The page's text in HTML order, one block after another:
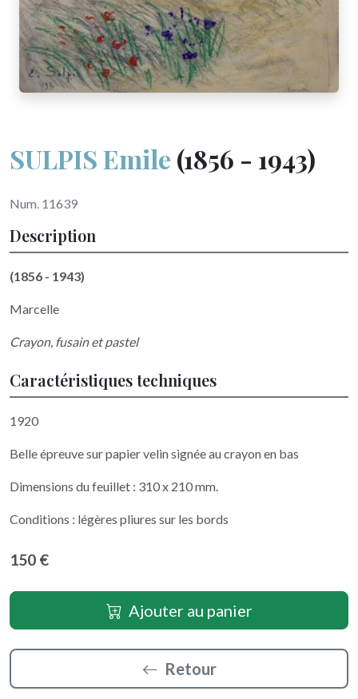
SULPIS Emile (1856 - 1943)
Num. 11639
Description
(1856 - 1943)
Marcelle
Crayon, fusain et pastel
Caractéristiques techniques
1920
Belle épreuve sur papier velin signée au crayon en bas
Dimensions du feuillet : 310 x 210 mm.
Conditions : légères pliures sur les bords
150 €
Ajouter au panier
Retour